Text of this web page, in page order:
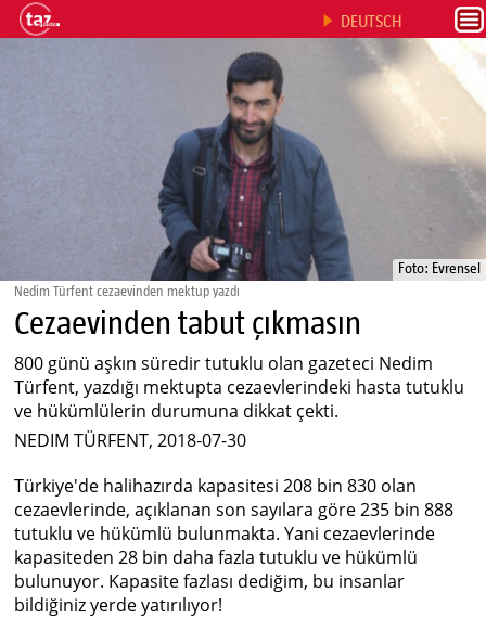
DEUTSCH
Foto: Evrensel
Nedim Türfent cezaevinden mektup yazdı
Cezaevinden tabut çıkmasın
800 günü aşkın süredir tutuklu olan gazeteci Nedim
Türfent, yazdığı mektupta cezaevlerindeki hasta tutuklu
ve hükümlülerin durumuna dikkat çekti.
NEDIM TÜRFENT, 2018-07-30
Türkiye'de halihazırda kapasitesi 208 bin 830 olan
cezaevlerinde, açıklanan son sayılara göre 235 bin 888
tutuklu ve hükümlü bulunmakta. Yani cezaevlerinde
kapasiteden 28 bin daha fazla tutuklu ve hükümlü
bulunuyor. Kapasite fazlası dediğim, bu insanlar
bildiğiniz yerde yatırılıyor!